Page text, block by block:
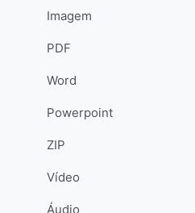
Imagem
PDF
Word
Powerpoint
ZIP
Vídeo
Áudio